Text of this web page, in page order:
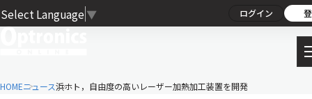
Select Language ▼ ログイン
HOMEニュース浜ホト，自由度の高いレーザー加熱加工装置を開発